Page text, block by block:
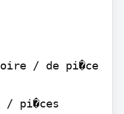
/ de pi�ce
/ pi�ces